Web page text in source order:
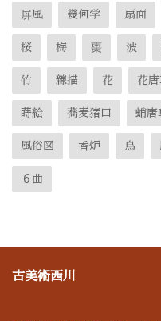
屏風 幾何学 扇面
桜 梅 棗 波
竹 線描 花 花
蒔絵 蕎麦猪口 蛸唐
風俗図 香炉 鳥
６曲
古美術西川